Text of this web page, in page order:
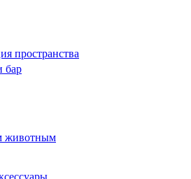
пространства
бар
животным